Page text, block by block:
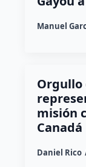
Manuel
Orgullo
misión
Canadá
Daniel Rico